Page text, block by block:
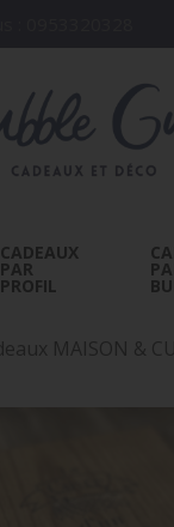
CADEAUX
PAR
PROFIL